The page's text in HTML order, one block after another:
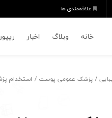
علاقه‌مندی ها
خانه وبلاگ اخبار
/ پزشک عمومی پوست / استخدام